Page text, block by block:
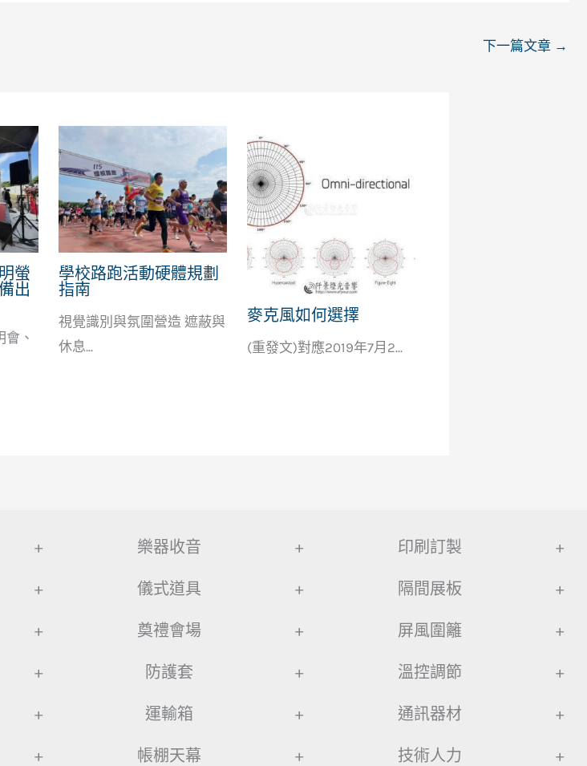
下一篇文章 →
螢
出
、
學校路跑活動硬體規劃
指南
視覺識別與氛圍營造 遮蔽與
休息...
麥克風如何選擇
(重發文)對應2019年7月2...
+
+
+
+
+
+
樂器收音 +
儀式道具 +
奠禮會場 +
防護套 +
運輸箱 +
帳棚天幕 +
印刷訂製 +
隔間展板 +
屏風圍籬 +
溫控調節 +
通訊器材 +
技術人力 +